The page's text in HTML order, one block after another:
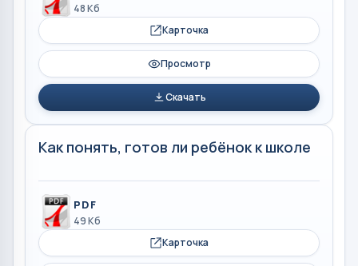
48 Кб
Карточка
Просмотр
Скачать
Как понять, готов ли ребёнок к школе
PDF
49 Кб
Карточка